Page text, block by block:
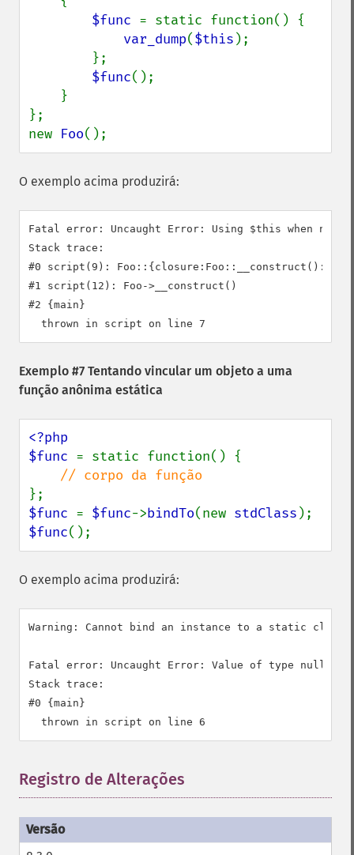
$func = static function() {
var_dump($this );
$func();
};
new Foo();
O exemplo acima produzirá:
Fatal error: Uncaught Error: Using $this when
Stack trace:
#0 script(9): Foo::{closure:Foo::__construct():6}()
#1 script(12): Foo->__construct()
#2 {main}
Exemplo #7 Tentando vincular um objeto a uma
função anônima estática
<?php
$func = static function() {
$func = $func->bindTo(new stdClass
$func();
O exemplo acima produzirá:
Warning: Cannot bind an instance to a static
Fatal error: Uncaught Error: Value of type null
Stack trace:
#0 {main}
Registro de Alterações